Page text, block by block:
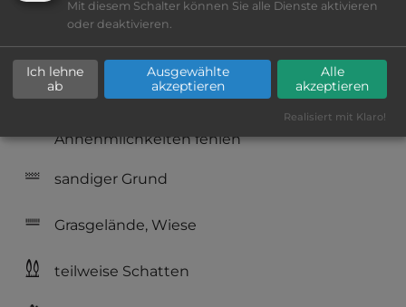
Geräuschkulisse: überwiegend ruhig
Hygiene: befriedigend
Annehmlichkeiten fehlen
sandiger Grund
Grasgelände, Wiese
teilweise Schatten
Mit diesem Schalter können Sie alle Dienste aktivieren
oder deaktivieren.
Ich lehne
ab
Ausgewählte
akzeptieren
Alle
akzeptieren
Realisiert mit Klaro!